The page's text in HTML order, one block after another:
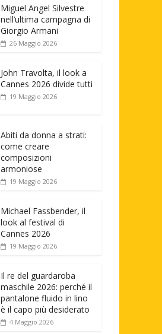
Miguel Angel Silvestre
nell’ultima campagna di
Giorgio Armani
26 Maggio 2026
John Travolta, il look a
Cannes 2026 divide tutti
19 Maggio 2026
Abiti da donna a strati:
come creare
composizioni
armoniose
19 Maggio 2026
Michael Fassbender, il
look al festival di
Cannes 2026
19 Maggio 2026
Il re del guardaroba
maschile 2026: perché il
pantalone fluido in lino
è il capo più desiderato
4 Maggio 2026